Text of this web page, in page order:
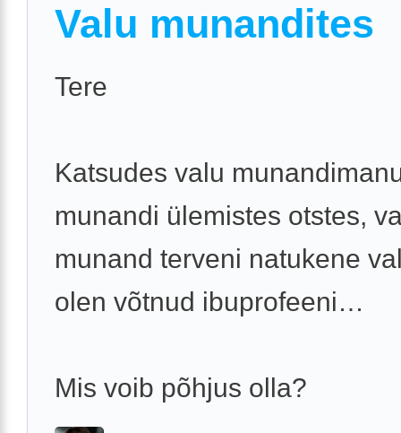
Valu munandites
Tere
Katsudes valu
munandi ülemistes otstes,
munand terveni natukene
olen võtnud ibuprofeeni…
Mis voib põhjus olla?